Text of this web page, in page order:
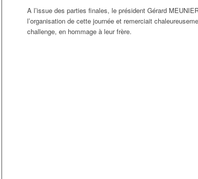
A l’issue des parties finales, le président Gérard
l’organisation de cette journée et remerciait
challenge, en hommage à leur frère.